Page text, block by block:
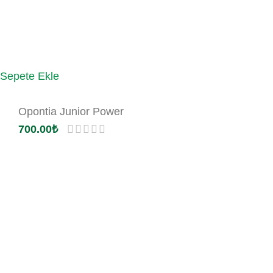
Sepete Ekle
Opontia Junior Power
700.00₺